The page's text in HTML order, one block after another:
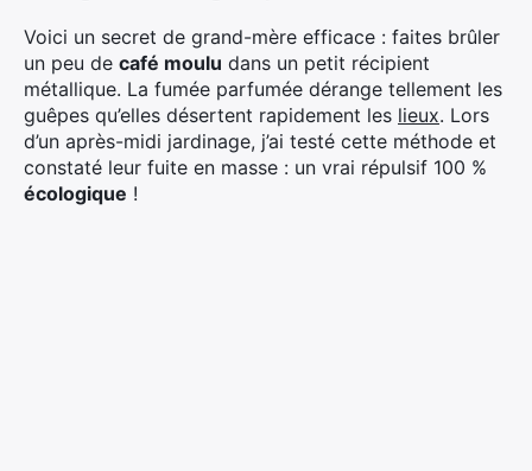
Voici un secret de grand-mère efficace : faites brûler
un peu de café moulu dans un petit récipient
métallique. La fumée parfumée dérange tellement les
guêpes qu’elles désertent rapidement les lieux. Lors
d’un après-midi jardinage, j’ai testé cette méthode et
constaté leur fuite en masse : un vrai répulsif 100 %
écologique !